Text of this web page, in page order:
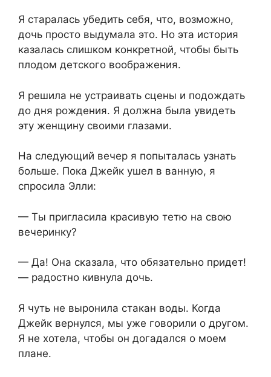
Я старалась убедить себя, что, возможно,
дочь просто выдумала это. Но эта история
казалась слишком конкретной, чтобы быть
плодом детского воображения.
Я решила не устраивать сцены и подождать
до дня рождения. Я должна была увидеть
эту женщину своими глазами.
На следующий вечер я попыталась узнать
больше. Пока Джейк ушел в ванную, я
спросила Элли:
— Ты пригласила красивую тетю на свою
вечеринку?
— Да! Она сказала, что обязательно придет!
— радостно кивнула дочь.
Я чуть не выронила стакан воды. Когда
Джейк вернулся, мы уже говорили о другом.
Я не хотела, чтобы он догадался о моем
плане.